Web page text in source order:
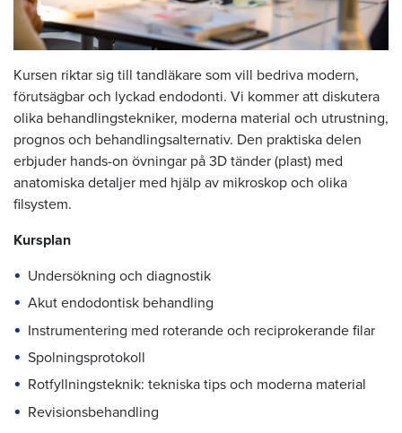
Kursen riktar sig till tandläkare som vill bedriva modern,
förutsägbar och lyckad endodonti. Vi kommer att diskutera
olika behandlingstekniker, moderna material och utrustning,
prognos och behandlingsalternativ. Den praktiska delen
erbjuder hands-on övningar på 3D tänder (plast) med
anatomiska detaljer med hjälp av mikroskop och olika
filsystem.
Kursplan
Undersökning och diagnostik
Akut endodontisk behandling
Instrumentering med roterande och reciprokerande filar
Spolningsprotokoll
Rotfyllningsteknik: tekniska tips och moderna material
Revisionsbehandling